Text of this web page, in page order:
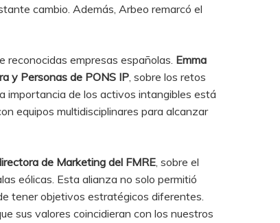
cambio. Además, Arbeo remarcó el
empresas españolas. Emma
y Personas de PONS IP, sobre los retos
importancia de los activos intangibles está
equipos multidisciplinares para alcanzar
de Marketing del FMRE, sobre el
eólicas. Esta alianza no solo permitió
tener objetivos estratégicos diferentes.
sus valores coincidieran con los nuestros